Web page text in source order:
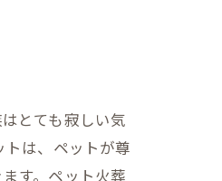
とても寂しい気
は、ペットが尊
す。ペット火葬